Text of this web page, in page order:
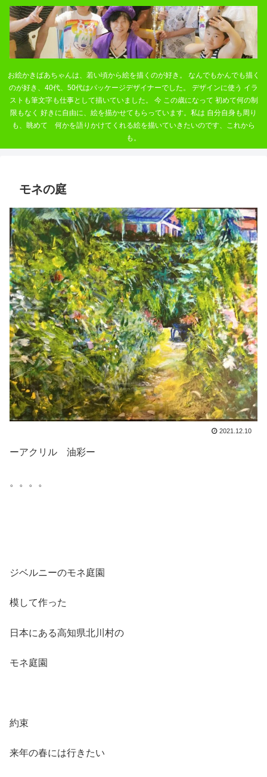
お絵かきばあちゃんは、若い頃から絵を描くのが好き。 なんでもかんでも描く
のが好き、40代、50代はパッケージデザイナーでした。 デザインに使う イラ
ストも筆文字も仕事として描いていました。 今 この歳になって 初めて何の制
限もなく 好きに自由に、絵を描かせてもらっています。私は 自分自身も周り
も、眺めて 何かを語りかけてくれる絵を描いていきたいのです、これから
も。
モネの庭
2021.12.10
ーアクリル 油彩ー
。。。。
ジベルニーのモネ庭園
模して作った
日本にある高知県北川村の
モネ庭園
約束
来年の春には行きたい